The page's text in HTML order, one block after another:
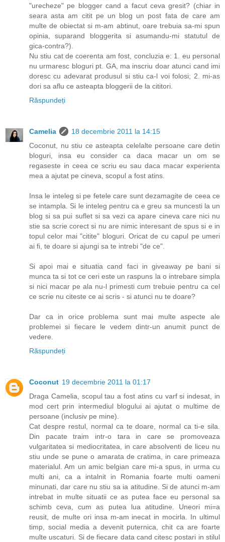
"urecheze" pe blogger cand a facut ceva gresit? (chiar in
seara asta am citit pe un blog un post fata de care am
multe de obiectat si m-am abtinut, oare trebuia sa-mi spun
opinia, suparand bloggerita si asumandu-mi statutul de
gica-contra?).
Nu stiu cat de coerenta am fost, concluzia e: 1. eu personal
nu urmaresc bloguri pt. GA, ma inscriu doar atunci cand imi
doresc cu adevarat produsul si stiu ca-l voi folosi; 2. mi-as
dori sa aflu ce asteapta bloggerii de la cititori.
Răspundeți
Camelia
18 decembrie 2011 la 14:15
Coconut, nu stiu ce asteapta celelalte persoane care detin
bloguri, insa eu consider ca daca macar un om se
regaseste in ceea ce scriu eu sau daca macar experienta
mea a ajutat pe cineva, scopul a fost atins.
Insa le inteleg si pe fetele care sunt dezamagite de ceea ce
se intampla. Si le inteleg pentru ca e greu sa muncesti la un
blog si sa pui suflet si sa vezi ca apare cineva care nici nu
stie sa scrie corect si nu are nimic interesant de spus si e in
topul celor mai "citite" bloguri. Oricat de cu capul pe umeri
ai fi, te doare si ajungi sa te intrebi "de ce".
Si apoi mai e situatia cand faci in giveaway pe bani si
munca ta si tot ce ceri este un raspuns la o intrebare simpla
si nici macar pe ala nu-l primesti cum trebuie pentru ca cel
ce scrie nu citeste ce ai scris - si atunci nu te doare?
Dar ca in orice problema sunt mai multe aspecte ale
problemei si fiecare le vedem dintr-un anumit punct de
vedere.
Răspundeți
Coconut 19 decembrie 2011 la 01:17
Draga Camelia, scopul tau a fost atins cu varf si indesat, in
mod cert prin intermediul blogului ai ajutat o multime de
persoane (inclusiv pe mine).
Cat despre restul, normal ca te doare, normal ca ti-e sila.
Din pacate traim intr-o tara in care se promoveaza
vulgaritatea si mediocritatea, in care absolventi de liceu nu
stiu unde se pune o amarata de cratima, in care primeaza
materialul. Am un amic belgian care mi-a spus, in urma cu
multi ani, ca a intalnit in Romania foarte multi oameni
minunati, dar care nu stiu sa ia atitudine. Si de atunci m-am
intrebat in multe situatii ce as putea face eu personal sa
schimb ceva, cum as putea lua atitudine. Uneori mi=a
reusit, de multe ori insa m-am inecat in mocirla. In ultimul
timp, social media a devenit puternica, chit ca are foarte
multe uscaturi. Si de fiecare data cand citesc postari in stilul